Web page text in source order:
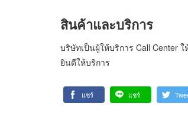
สินค้าและบริการ
บริษัทเป็นผู้ให้บริการ Call Center
ยินดีให้บริการ
แชร์ แชร์